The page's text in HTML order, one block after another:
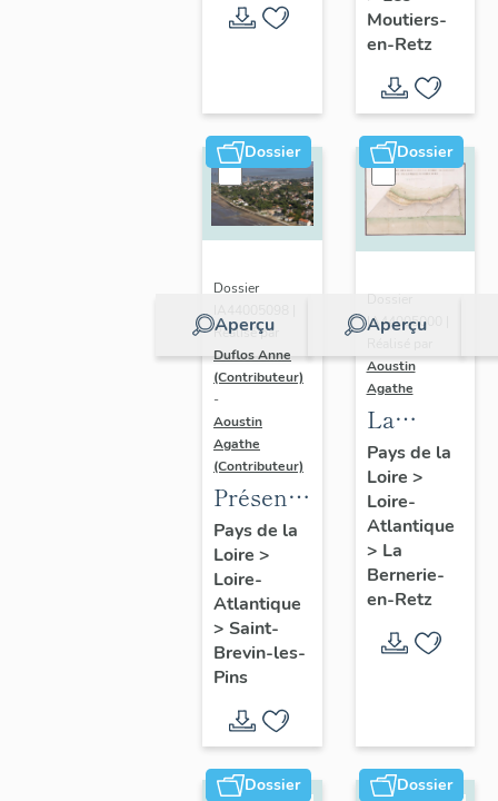
en-Retz
Moutiers-
en-Retz
Dossier
Aperçu
Dossier
Réalisé par
Duflos Anne
(Contributeur)
-
Aoustin
Agathe
(Contributeur)
Présentation
de la
commune
de Saint-
Brevin-
les-Pins
Pays de la
Loire >
Loire-
Atlantique
> Saint-
Brevin-les-
Pins
Dossier
Aperçu
Dossier
IA44005000 |
Aoustin
Agathe
La
Bernerie-
en-Retz :
de la
commune
Pays de la
Loire >
Loire-
Atlantique
> La
Bernerie-
en-Retz
Dossier Dossier